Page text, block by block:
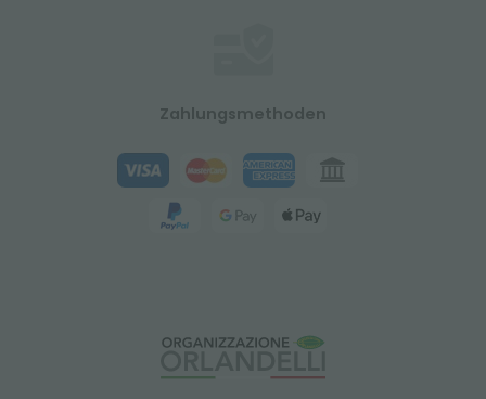
Zahlungsmethoden